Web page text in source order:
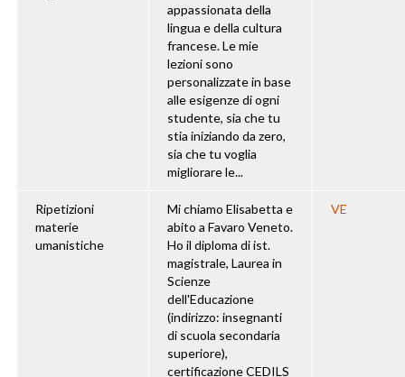
appassionata della
lingua e della cultura
francese. Le mie
lezioni sono
personalizzate in base
alle esigenze di ogni
studente, sia che tu
stia iniziando da zero,
sia che tu voglia
migliorare le...
Ripetizioni
materie
umanistiche
Mi chiamo Elisabetta e
abito a Favaro Veneto.
Ho il diploma di ist.
magistrale, Laurea in
Scienze
dell'Educazione
(indirizzo: insegnanti
di scuola secondaria
superiore),
certificazione CEDILS
VE